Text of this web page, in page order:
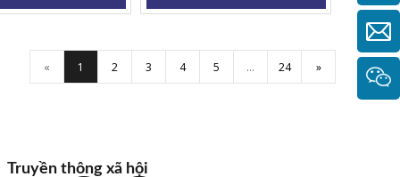
« 1 2 3 4 5 ... 24 »
Truyền thông xã hội